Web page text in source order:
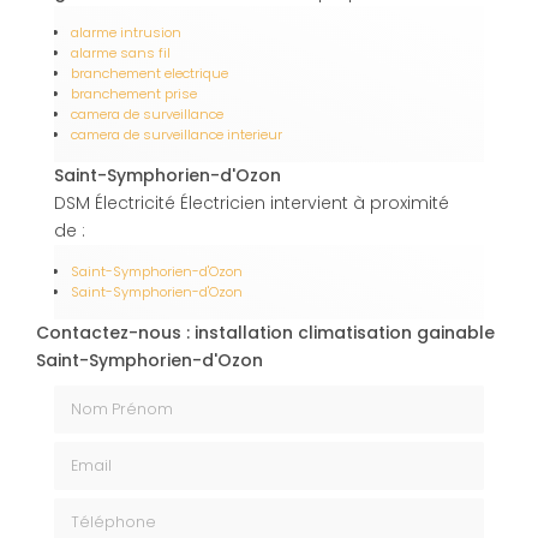
alarme intrusion
alarme sans fil
branchement electrique
branchement prise
camera de surveillance
camera de surveillance interieur
Saint-Symphorien-d'Ozon
DSM Électricité Électricien intervient à proximité
de :
Saint-Symphorien-d'Ozon
Saint-Symphorien-d'Ozon
Contactez-nous : installation climatisation gainable
Saint-Symphorien-d'Ozon
Nom Prénom
Téléphone